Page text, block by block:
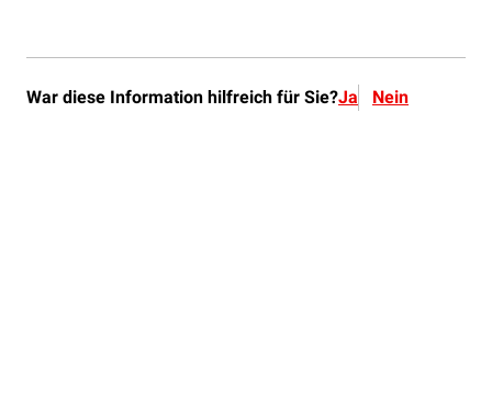
War diese Information hilfreich für Sie?Ja Nein